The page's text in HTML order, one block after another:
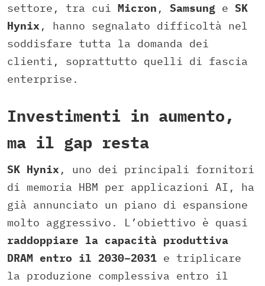
settore, tra cui Micron , Samsung e SK
Hynix , hanno segnalato difficoltà nel
soddisfare tutta la domanda dei
clienti, soprattutto quelli di fascia
enterprise.
Investimenti in aumento,
ma il gap resta
SK Hynix , uno dei principali fornitori
di memoria HBM per applicazioni AI, ha
già annunciato un piano di espansione
molto aggressivo. L’obiettivo è quasi
raddoppiare la capacità produttiva
DRAM entro il 2030–2031 e triplicare
la produzione complessiva entro il